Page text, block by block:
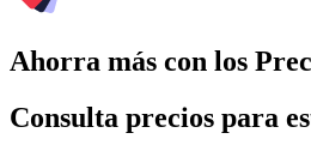
Ahorra más con los
Consulta precios para